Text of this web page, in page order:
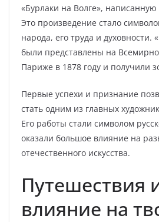
«Бурлаки на Волге», написанную
Это произведение стало
народа, его труда и духовности.
были представлены на
Париже в 1878 году и получили
Первые успехи и признание
стать одним из главных
Его работы стали символом
оказали большое влияние на
отечественного искусства.
Путешествия
влияние на